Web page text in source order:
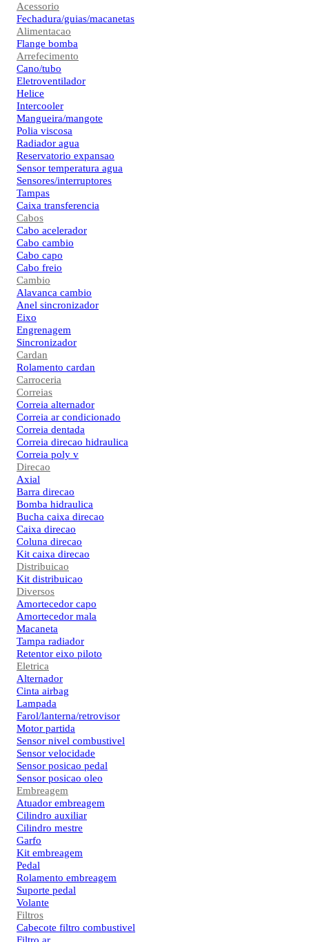
Acessorio
Fechadura/guias/macanetas
Alimentacao
Flange bomba
Arrefecimento
Cano/tubo
Eletroventilador
Helice
Intercooler
Mangueira/mangote
Polia viscosa
Radiador agua
Reservatorio expansao
Sensor temperatura agua
Sensores/interruptores
Tampas
Caixa transferencia
Cabos
Cabo acelerador
Cabo cambio
Cabo capo
Cabo freio
Cambio
Alavanca cambio
Anel sincronizador
Eixo
Engrenagem
Sincronizador
Cardan
Rolamento cardan
Carroceria
Correias
Correia alternador
Correia ar condicionado
Correia dentada
Correia direcao hidraulica
Correia poly v
Direcao
Axial
Barra direcao
Bomba hidraulica
Bucha caixa direcao
Caixa direcao
Coluna direcao
Kit caixa direcao
Distribuicao
Kit distribuicao
Diversos
Amortecedor capo
Amortecedor mala
Macaneta
Tampa radiador
Retentor eixo piloto
Eletrica
Alternador
Cinta airbag
Lampada
Farol/lanterna/retrovisor
Motor partida
Sensor nivel combustivel
Sensor velocidade
Sensor posicao pedal
Sensor posicao oleo
Embreagem
Atuador embreagem
Cilindro auxiliar
Cilindro mestre
Garfo
Kit embreagem
Pedal
Rolamento embreagem
Suporte pedal
Volante
Filtros
Cabecote filtro combustivel